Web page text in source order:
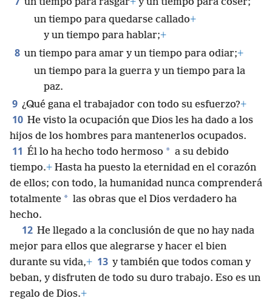
un tiempo para quedarse callado+
y un tiempo para hablar;+
8 un tiempo para amar y un tiempo para odiar;+
un tiempo para la guerra y un tiempo para la
paz.
9 ¿Qué gana el trabajador con todo su esfuerzo?+
10 He visto la ocupación que Dios les ha dado a los
hijos de los hombres para mantenerlos ocupados.
11 Él lo ha hecho todo hermoso * a su debido
tiempo.+ Hasta ha puesto la eternidad en el corazón
de ellos; con todo, la humanidad nunca comprenderá
totalmente * las obras que el Dios verdadero ha
hecho.
12 He llegado a la conclusión de que no hay nada
mejor para ellos que alegrarse y hacer el bien
durante su vida,+ 13 y también que todos coman y
beban, y disfruten de todo su duro trabajo. Eso es un
regalo de Dios.+